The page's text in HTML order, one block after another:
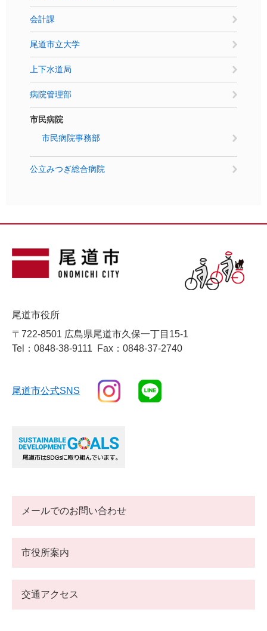
会計課
尾道市立大学
上下水道局
病院管理部
市民病院
市民病院事務部
公立みつぎ総合病院
尾道市役所
〒722-8501 広島県尾道市久保一丁目15-1
Tel：0848-38-9111
Fax：0848-37-2740
尾道市公式SNS
メールでのお問い合わせ
市役所案内
交通アクセス